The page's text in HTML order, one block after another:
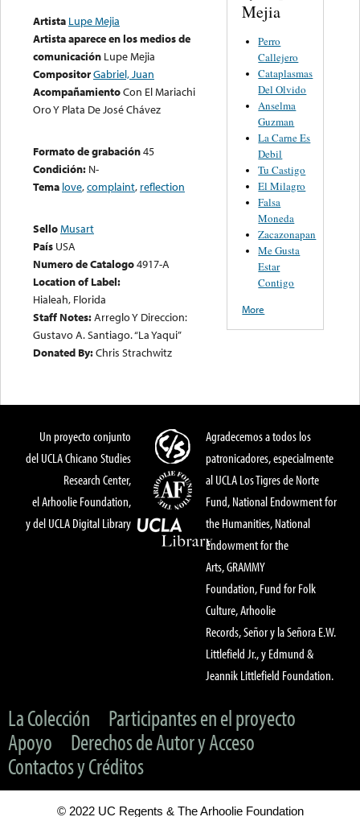
Artista Lupe Mejia
Artista aparece en los medios de
comunicación Lupe Mejia
CompositorGabriel, Juan
AcompañamientoCon El Mariachi
Oro Y Plata De José Chávez
Formato de grabación45
Condición: N-
Tema love,complaint, reflection
SelloMusart
País USA
Numero de Catalogo4917-A
Location of Label:
Hialeah, Florida
Staff Notes:Arreglo Y Direccion:
Gustavo A. Santiago. “La Yaqui”
Donated By:Chris Strachwitz
Mejia
Perro
Callejero
Cataplasmas
Del Olvido
Anselma
Guzman
La Carne Es
Debil
Tu Castigo
El Milagro
Falsa
Moneda
Zacazonapan
Me Gusta
Estar
Contigo
More
Un proyecto conjunto
del UCLA Chicano Studies
Research Center,
el Arhoolie Foundation,
y del UCLA Digital Library
Agradecemos a todos los
patronicadores, especialmente
al UCLA Los Tigres de Norte
Fund, National Endowment for
the Humanities, National
Endowment for the
Arts, GRAMMY
Foundation, Fund for Folk
Culture, Arhoolie
Records, Señor y la Señora E.W.
Littlefield Jr., y Edmund &
Jeannik Littlefield Foundation.
La Colección
Participantes en el proyecto
Apoyo
Derechos de Autor y Acceso
Contactos y Créditos
© 2022 UC Regents & The Arhoolie Foundation